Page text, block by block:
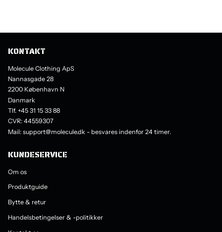
KONTAKT
Molecule Clothing ApS
Nannasgade 28
2200 København N
Danmark
Tlf. +45 31 15 33 88
CVR: 44559307
Mail: support@molecule.dk - besvares indenfor 24 timer.
KUNDESERVICE
Om os
Produktguide
Bytte & retur
Handelsbetingelser & -politikker